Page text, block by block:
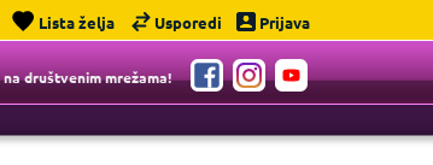
Lista želja Usporedi Prijava
društvenim mrežama!